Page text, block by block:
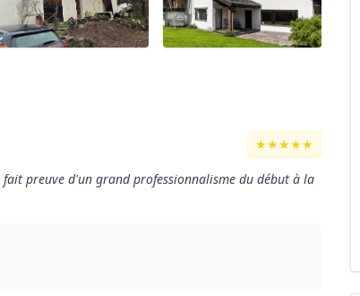
★★★★★
fait preuve d'un grand professionnalisme du début à la